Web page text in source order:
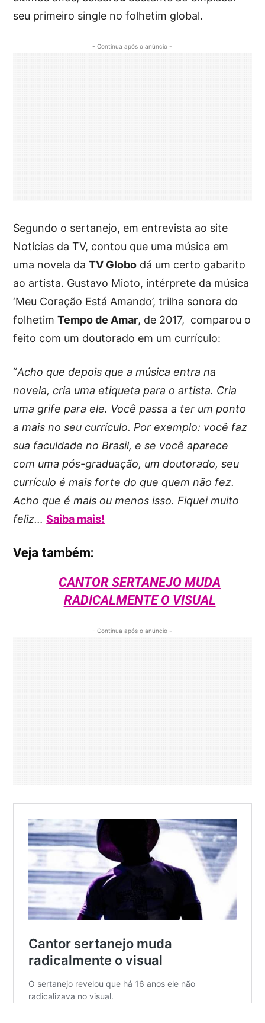
seu primeiro single no folhetim global.
- Continua após o anúncio -
Segundo o sertanejo, em entrevista ao site
Notícias da TV, contou que uma música em
uma novela daTV Globo dá um certo gabarito
ao artista. Gustavo Mioto, intérprete da música
‘Meu Coração Está Amando’, trilha sonora do
folhetimTempo de Amar, de 2017, comparou o
feito com um doutorado em um currículo:
“Acho que depois que a música entra na
novela, cria uma etiqueta para o artista. Cria
uma grife para ele. Você passa a ter um ponto
a mais no seu currículo. Por exemplo: você faz
sua faculdade no Brasil, e se você aparece
com uma pós-graduação, um doutorado, seu
currículo é mais forte do que quem não fez.
Acho que é mais ou menos isso. Fiquei muito
feliz…Saiba mais!
Veja também:
CANTOR SERTANEJO MUDA
RADICALMENTE O VISUAL
- Continua após o anúncio -